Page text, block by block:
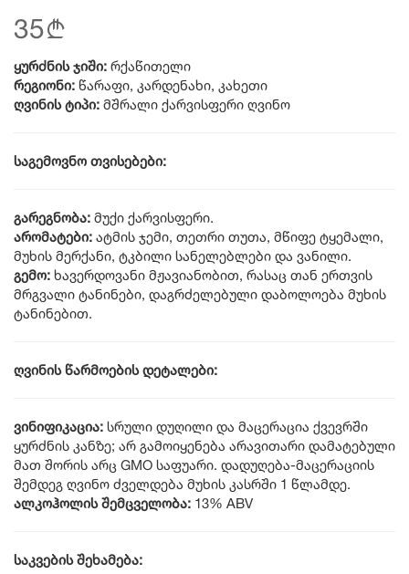
35b
ყურძნის ჯიში: რქაწითელი
რეგიონი: წარაფი, კარდენახი, კახეთი
ღვინის ტიპი: მშრალი ქარვისფერი ღვინო
საგემოვნო თვისებები:
გარეგნობა: მუქი ქარვისფერი.
არომატები: ატმის ჯემი, თეთრი თუთა, მწიფე ტყემალი,
მუხის მერქანი, ტკბილი სანელებლები და ვანილი.
გემო: ხავერდოვანი მჟავიანობით, რასაც თან ერთვის
მრგვალი ტანინები, დაგრძელებული დაბოლოება მუხის
ტანინებით.
ღვინის წარმოების დეტალები:
ვინიფიკაცია: სრული დუღილი და მაცერაცია ქვევრში
ყურძნის კანზე; არ გამოიყენება არავითარი დამატებული
მათ შორის არც GMO საფუარი. დადუღება-მაცერაციის
შემდეგ ღვინო ძველდება მუხის კასრში 1 წლამდე.
ალკოჰოლის შემცველობა: 13% ABV
საკვების შეხამება: